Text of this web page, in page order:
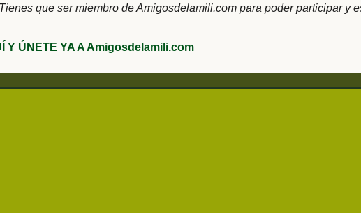
que ser miembro de Amigosdelamili.com para poder participar y
Y ÚNETE YA A Amigosdelamili.com